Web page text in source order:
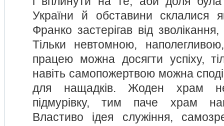
України й обставини склалися
Франко застерігав від зволікання,
Тільки невтомною,
працею можна досягти успіху,
навіть самопожертвою можна
для нащадків. Жоден храм
підмурівку, тим паче храм
Властиво ідея служіння,